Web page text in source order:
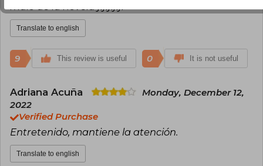
malo de la novela jijijijiji
Translate to english
9 This review is useful 0 It is not useful
Adriana Acuña
Monday, December 12,
2022
Verified Purchase
Entretenido, mantiene la atención.
Translate to english